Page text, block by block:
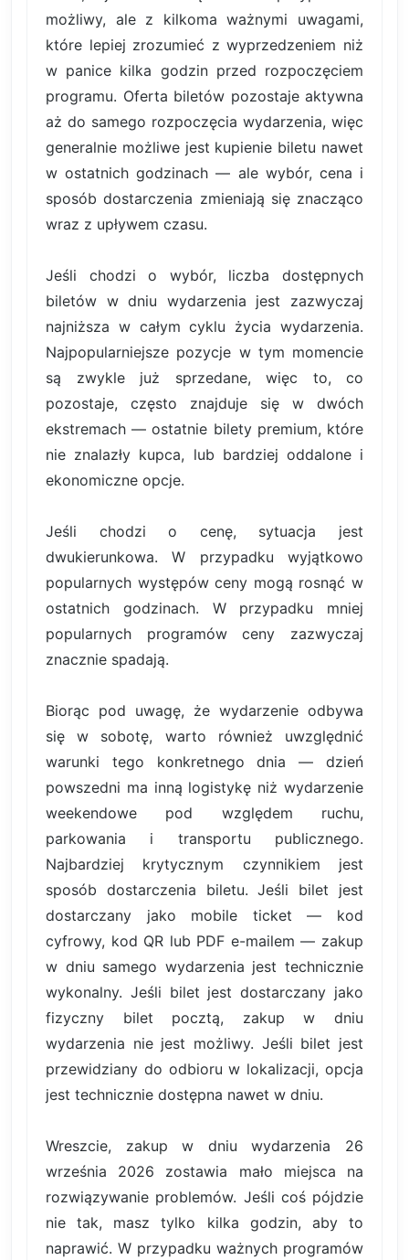
możliwy, ale z kilkoma ważnymi uwagami,
które lepiej zrozumieć z wyprzedzeniem niż
w panice kilka godzin przed rozpoczęciem
programu. Oferta biletów pozostaje aktywna
aż do samego rozpoczęcia wydarzenia, więc
generalnie możliwe jest kupienie biletu nawet
w ostatnich godzinach — ale wybór, cena i
sposób dostarczenia zmieniają się znacząco
wraz z upływem czasu.
Jeśli chodzi o wybór, liczba dostępnych
biletów w dniu wydarzenia jest zazwyczaj
najniższa w całym cyklu życia wydarzenia.
Najpopularniejsze pozycje w tym momencie
są zwykle już sprzedane, więc to, co
pozostaje, często znajduje się w dwóch
ekstremach — ostatnie bilety premium, które
nie znalazły kupca, lub bardziej oddalone i
ekonomiczne opcje.
Jeśli chodzi o cenę, sytuacja jest
dwukierunkowa. W przypadku wyjątkowo
popularnych występów ceny mogą rosnąć w
ostatnich godzinach. W przypadku mniej
popularnych programów ceny zazwyczaj
znacznie spadają.
Biorąc pod uwagę, że wydarzenie odbywa
się w sobotę, warto również uwzględnić
warunki tego konkretnego dnia — dzień
powszedni ma inną logistykę niż wydarzenie
weekendowe pod względem ruchu,
parkowania i transportu publicznego.
Najbardziej krytycznym czynnikiem jest
sposób dostarczenia biletu. Jeśli bilet jest
dostarczany jako mobile ticket — kod
cyfrowy, kod QR lub PDF e-mailem — zakup
w dniu samego wydarzenia jest technicznie
wykonalny. Jeśli bilet jest dostarczany jako
fizyczny bilet pocztą, zakup w dniu
wydarzenia nie jest możliwy. Jeśli bilet jest
przewidziany do odbioru w lokalizacji, opcja
jest technicznie dostępna nawet w dniu.
Wreszcie, zakup w dniu wydarzenia 26
września 2026 zostawia mało miejsca na
rozwiązywanie problemów. Jeśli coś pójdzie
nie tak, masz tylko kilka godzin, aby to
naprawić. W przypadku ważnych programów